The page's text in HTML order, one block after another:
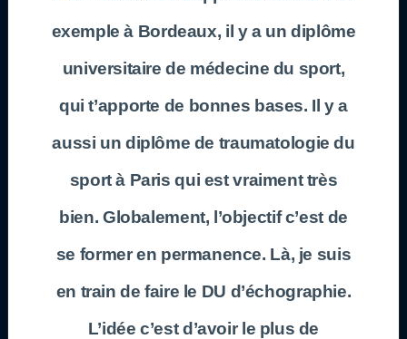
exemple à Bordeaux, il y a un diplôme
universitaire de médecine du sport,
qui t’apporte de bonnes bases. Il y a
aussi un diplôme de traumatologie du
sport à Paris qui est vraiment très
bien. Globalement, l’objectif c’est de
se former en permanence. Là, je suis
en train de faire le DU d’échographie.
L’idée c’est d’avoir le plus de